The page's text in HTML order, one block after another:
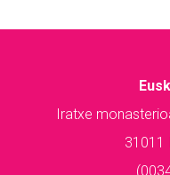
Iratxe
31011